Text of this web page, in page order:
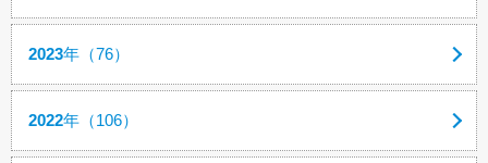
2023年（76）
2022年（106）